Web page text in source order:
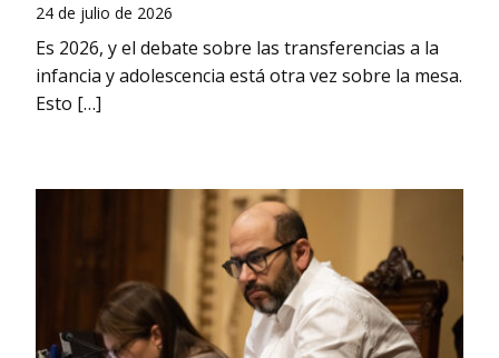
24 de julio de 2026
Es 2026, y el debate sobre las transferencias a la
infancia y adolescencia está otra vez sobre la mesa.
Esto […]